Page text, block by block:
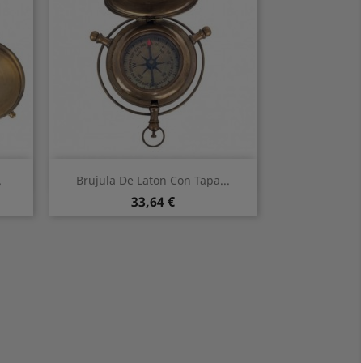
Brujula De Laton Con Tapa...
Preis
33,64 €
Vorschau